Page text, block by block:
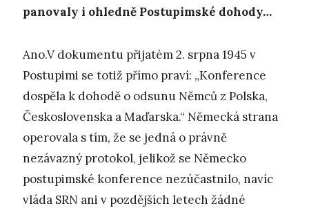
panovaly i ohledně Postupimské dohody…
Ano.V dokumentu přijatém 2. srpna 1945 v
Postupimi se totiž přímo praví: „Konference
dospěla k dohodě o odsunu Němců z Polska,
Československa a Maďarska.“ Německá strana
operovala s tím, že se jedná o právně
nezávazný protokol, jelikož se Německo
postupimské konference nezúčastnilo, navíc
vláda SRN ani v pozdějších letech žádné